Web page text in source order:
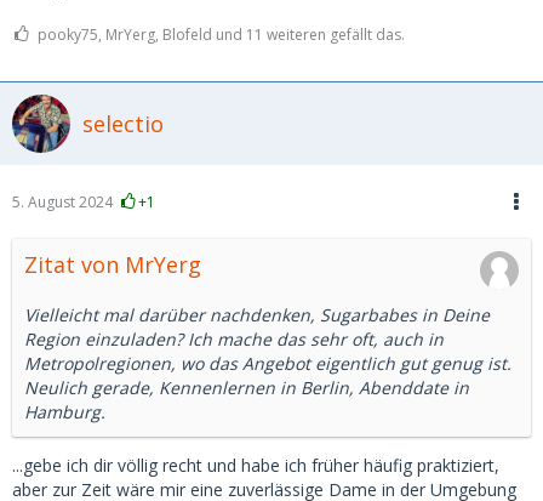
pooky75, MrYerg, Blofeld und 11 weiteren gefällt das.
selectio
5. August 2024 +1
Zitat von MrYerg
Vielleicht mal darüber nachdenken, Sugarbabes in Deine
Region einzuladen? Ich mache das sehr oft, auch in
Metropolregionen, wo das Angebot eigentlich gut genug ist.
Neulich gerade, Kennenlernen in Berlin, Abenddate in
Hamburg.
...gebe ich dir völlig recht und habe ich früher häufig praktiziert,
aber zur Zeit wäre mir eine zuverlässige Dame in der Umgebung